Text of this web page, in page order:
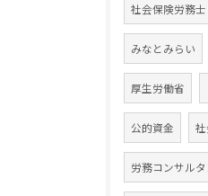
社会保険労務士
みなとみらい
厚生労働省
公的資金
労務コンサルタ